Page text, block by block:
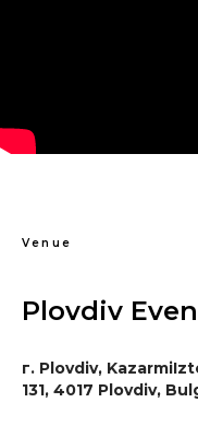
Venue
Plovdiv
г. Plovdiv,
131, 4017 Plovdiv,